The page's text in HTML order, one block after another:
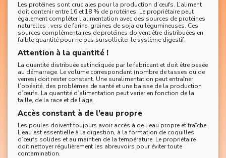
Les protéines sont cruciales pour la production d’œufs. L’aliment
doit contenir entre 16 et 18 % de protéines. Le propriétaire peut
également compléter l’alimentation avec des sources de protéines
naturelles : vers de farine, graines de soja ou légumineuses. Ces
sources complémentaires de protéines doivent être distribuées en
faible quantité pour ne pas sursolliciter le système digestif.
Attention à la quantité !
La quantité distribuée est indiquée par le fabricant et doit être pesée
au démarrage. Le volume correspondant (nombre de tasses ou de
verres) doit rester constant. Une suralimentation peut entraîner
l’obésité, des problèmes de santé et une baisse de la production
d’œufs. La quantité d’alimentation peut varier en fonction de la
taille, de la race et de l’âge.
Accès constant à de l’eau propre
Les poules doivent toujours avoir accès à de l’eau propre et fraîche.
L’eau est essentielle à la digestion, à la formation de coquilles
d’œufs solides et au maintien de la température. Le propriétaire
doit nettoyer régulièrement les abreuvoirs pour éviter toute
contamination.